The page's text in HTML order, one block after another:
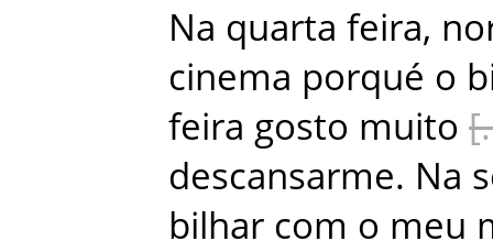
Na quarta feira,
cinema porqué o
feira gosto muito
descansarme. Na
bilhar com o meu